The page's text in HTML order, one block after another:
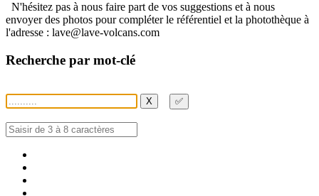
N'hésitez pas à nous faire part de vos suggestions et à nous
envoyer des photos pour compléter le référentiel et la photothèque à
l'adresse : lave@lave-volcans.com
Recherche par mot-clé
X ✅